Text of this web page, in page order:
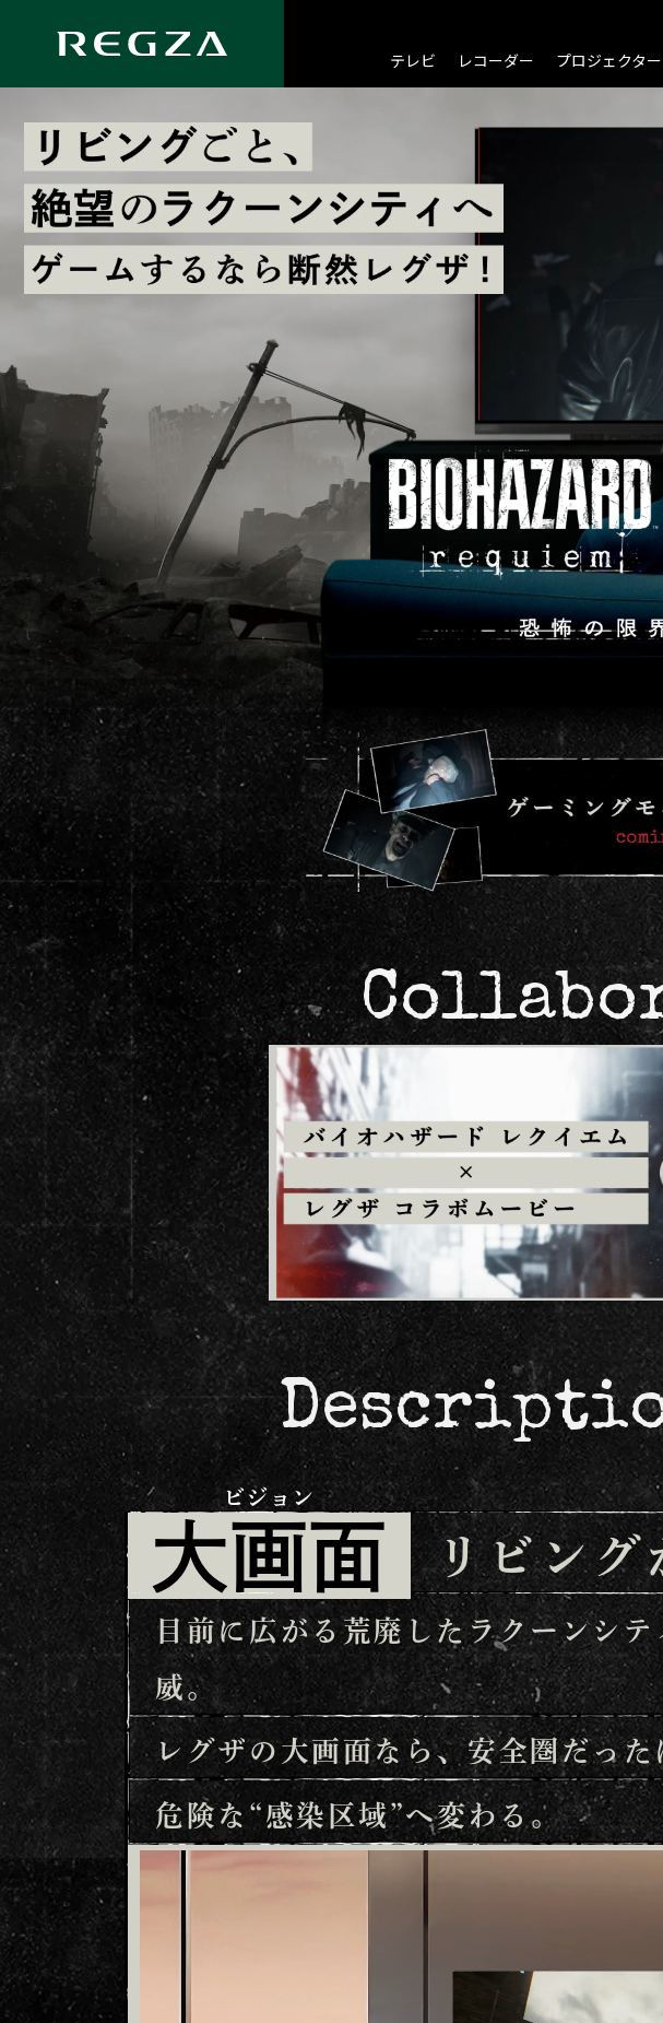
テレビ レコーダー プロジェクター
総合トップ スペシャルコンテンツ
大画面
ビジョン
リビング
目前に広がる荒廃したラクーンシテ
威。
レグザの大画面なら、安全圏だっ
危険な“感染区域”へ変わる。